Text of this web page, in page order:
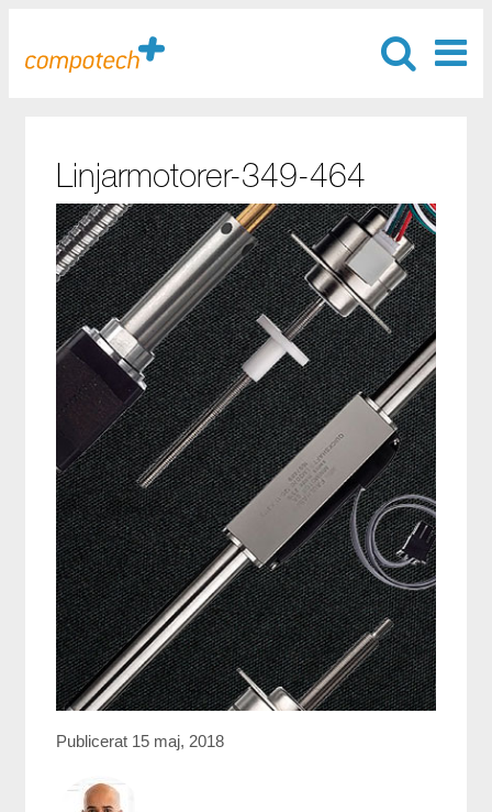
Linjarmotorer-349-464
Publicerat 15 maj, 2018